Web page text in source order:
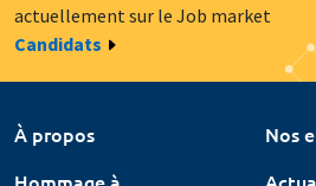
actuellement sur le Job market
Candidats
À propos
Nos